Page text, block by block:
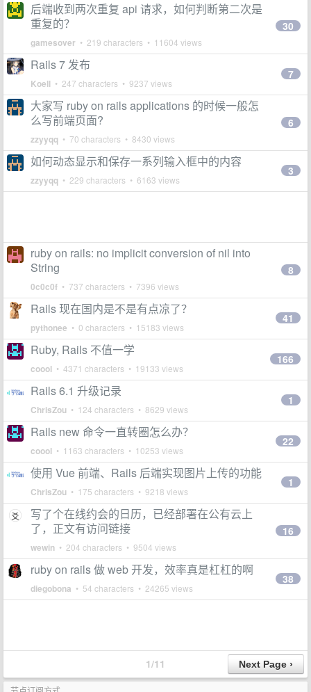
后端收到两次重复 api 请求，如何判断第二次是
重复的？
gamesover • 219 characters • 11604 views
30
Rails 7 发布
Koell • 247 characters • 9237 views
7
大家写 ruby on rails applications 的时候一般怎
么写前端页面?
zzyyqq • 70 characters • 8430 views
6
如何动态显示和保存一系列输入框中的内容
zzyyqq • 229 characters • 6163 views
3
ruby on rails: no implicit conversion of nil into
String
0c0c0f • 737 characters • 7396 views
8
Rails 现在国内是不是有点凉了？
pythonee • 0 characters • 15183 views
41
Ruby, Rails 不值一学
coool • 4371 characters • 19133 views
166
Rails 6.1 升级记录
ChrisZou • 124 characters • 8629 views
1
Rails new 命令一直转圈怎么办？
coool • 1163 characters • 10253 views
22
使用 Vue 前端、Rails 后端实现图片上传的功能
ChrisZou • 175 characters • 9218 views
1
写了个在线约会的日历，已经部署在公有云上
了，正文有访问链接
wewin • 204 characters • 9504 views
16
ruby on rails 做 web 开发，效率真是杠杠的啊
diegobona • 54 characters • 24265 views
38
1/11